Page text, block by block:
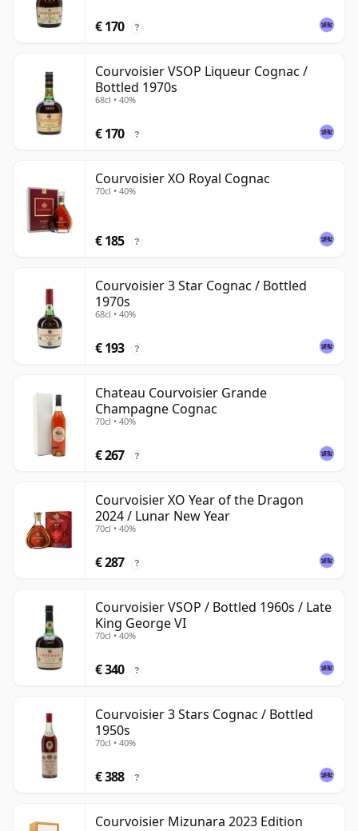
€ 170 ?
Courvoisier VSOP Liqueur Cognac /
Bottled 1970s
68cl • 40%
€ 170 ?
Courvoisier XO Royal Cognac
70cl • 40%
€ 185 ?
Courvoisier 3 Star Cognac / Bottled
1970s
68cl • 40%
€ 193 ?
Chateau Courvoisier Grande
Champagne Cognac
70cl • 40%
€ 267 ?
Courvoisier XO Year of the Dragon
2024 / Lunar New Year
70cl • 40%
€ 287 ?
Courvoisier VSOP / Bottled 1960s / Late
King George VI
70cl • 40%
€ 340 ?
Courvoisier 3 Stars Cognac / Bottled
1950s
70cl • 40%
€ 388 ?
Courvoisier Mizunara 2023 Edition